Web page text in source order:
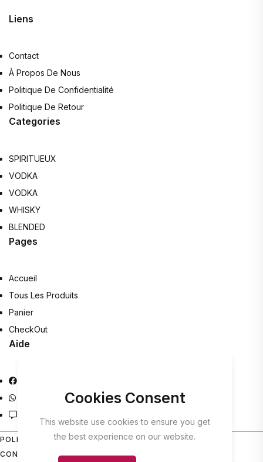
Cookies Consent
This website use cookies to ensure you get
the best experience on our website.
Liens
Contact
À Propos De Nous
Politique De Confidentialité
Politique De Retour
Categories
SPIRITUEUX
VODKA
VODKA
WHISKY
BLENDED
Pages
Accueil
Tous Les Produits
Panier
CheckOut
Aide
Whatsapp Help
POLITIQUE DE
CONFIDENTIALITÉ